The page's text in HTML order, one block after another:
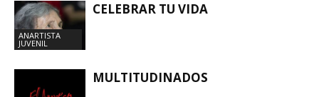
ANARTISTA
JUVENIL
CELEBRAR TU VIDA
MULTITUDINADOS